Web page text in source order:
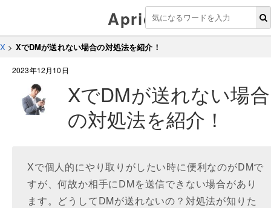
Aprico
X > XでDMが送れない場合の対処法を紹介！
2023年12月10日
XでDMが送れない場合
の対処法を紹介！
Xで個人的にやり取りがしたい時に便利なのがDMで
すが、何故か相手にDMを送信できない場合があり
ます。どうしてDMが送れないの？対処法が知りた